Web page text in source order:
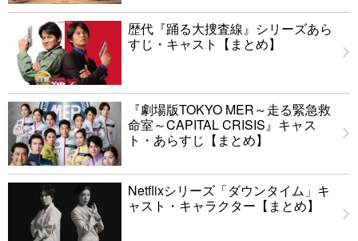
歴代『踊る大捜査線』シリーズあら
すじ・キャスト【まとめ】
『劇場版TOKYO MER～走る緊急救
命室～CAPITAL CRISIS』キャス
ト・あらすじ【まとめ】
Netflixシリーズ「ダウンタイム」キ
ャスト・キャラクター【まとめ】